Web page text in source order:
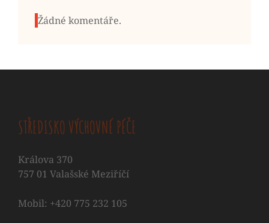
Žádné komentáře.
STŘEDISKO VÝCHOVNÉ PÉČE
Králova 370
757 01 Valašské Meziříčí
Mobil: +420 775 232 105